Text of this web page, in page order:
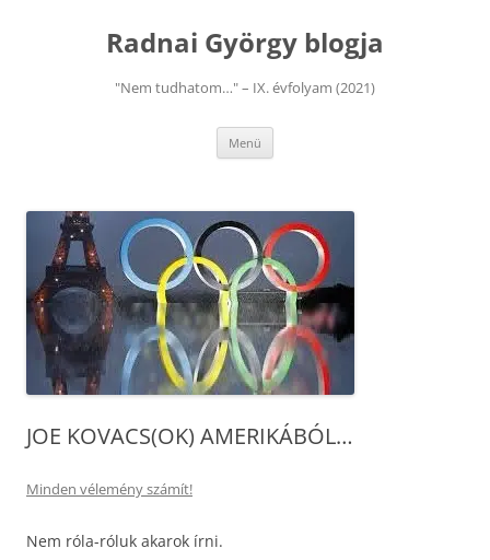
Radnai György blogja
"Nem tudhatom…" – IX. évfolyam (2021)
Menü
JOE KOVACS(OK) AMERIKÁBÓL…
Minden vélemény számít!
Nem róla-róluk akarok írni.